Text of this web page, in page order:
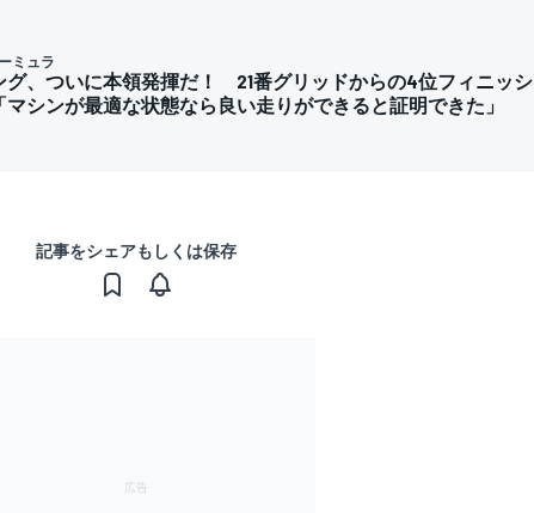
ミュラ
グ、ついに本領発揮だ！ 21番グリッドからの4位フィニッシ
マシンが最適な状態なら良い走りができると証明できた」
記事をシェアもしくは保存